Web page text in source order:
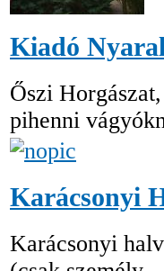
Kiadó
Őszi
pihenni
Karácsonyi
Karácsonyi